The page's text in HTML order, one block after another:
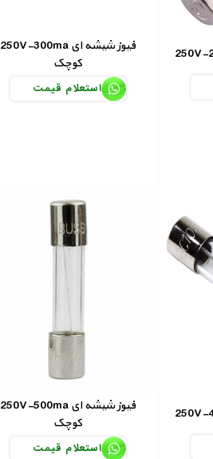
250V-300ma فیوز شیشه ای
کوچک
استعلام قیمت
250V-500ma فیوز شیشه ای
کوچک
استعلام قیمت